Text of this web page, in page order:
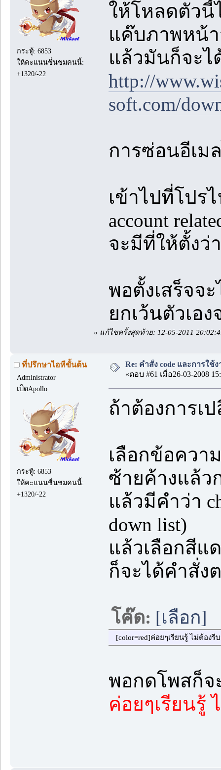
กระทู้: 6853
ให้คะแนนชื่นชมคนนี้:
+1320/-22
ให้โหลดตัวนี้
แค๊บภาพหน้
แล้วมันก็จะไ
http://
soft.com/
การซ่อนอีเม
เข้าไปที่โปร
account
จะมีที่ให้ตั้งว่
พอตั้งเสร็จจ
ยกเว้นตัวเอ
« แก้ไขครั้งสุดท้าย: 12-05-2011
ที่ปรึกษาไอทีขั้นต้น
Administrator
เป็ดApollo
กระทู้: 6853
ให้คะแนนชื่นชมคนนี้:
+1320/-22
Re: คำสั่ง code และการใช้
«ตอบ #61 เมื่อ26-03-2008
ถ้าต้องการเ
เลือกข้อควา
ซ้ายค้างแล้ว
แล้วมีคำว่า
down list)
แล้วเลือกสีแ
ก็จะได้คำสั่ง
โค๊ด: [เลือก]
[color=red]ค่อยๆเรียนรู้ ไม่ต้องรี
พอกดโพสก็จ
ค่อยๆเรียนรู้